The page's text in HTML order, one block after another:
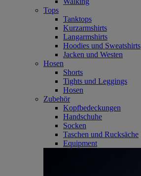
Tops
Tanktops
Kurzarmshirts
Langarmshirts
Hoodies und Sweatshirts
Jacken und Westen
Hosen
Shorts
Tights und Leggings
Hosen
Zubehör
Kopfbedeckungen
Handschuhe
Socken
Taschen und Rucksäche
Equipment